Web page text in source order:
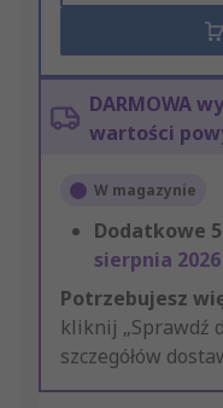
DARMOWA
wartości
W magazynie
Dodatkowe
sierpnia 2026
Potrzebujesz
kliknij „Sprawdź
szczegółów